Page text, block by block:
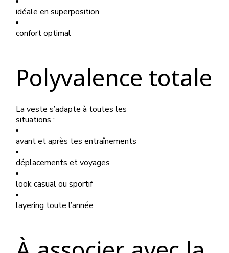
idéale en superposition
confort optimal
Polyvalence totale
La veste s’adapte à toutes les
situations :
avant et après tes entraînements
déplacements et voyages
look casual ou sportif
layering toute l’année